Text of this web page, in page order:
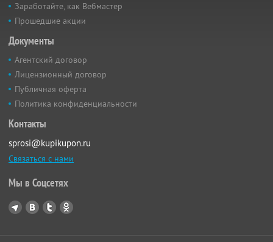
Заработайте, как Вебмастер
Прошедшие акции
Документы
Агентский договор
Лицензионный договор
Публичная оферта
Политика конфиденциальности
Контакты
sprosi@kupikupon.ru
Связаться с нами
Мы в Соцсетях